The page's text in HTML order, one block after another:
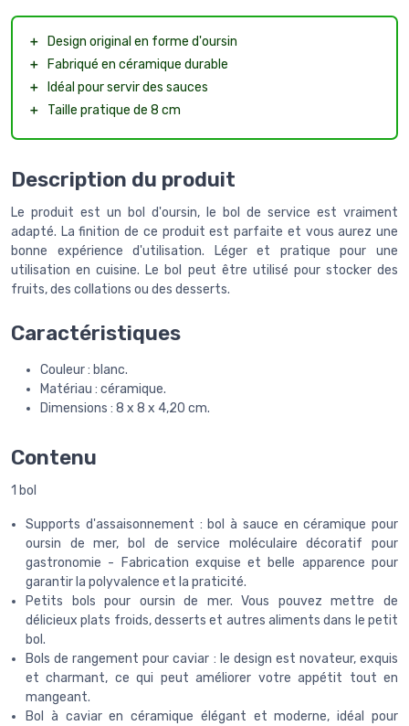
＋
Design original en forme d'oursin
＋
Fabriqué en céramique durable
＋
Idéal pour servir des sauces
＋
Taille pratique de 8 cm
Description du produit
Le produit est un bol d'oursin, le bol de service est vraiment
adapté. La finition de ce produit est parfaite et vous aurez une
bonne expérience d'utilisation. Léger et pratique pour une
utilisation en cuisine. Le bol peut être utilisé pour stocker des
fruits, des collations ou des desserts.
Caractéristiques
Couleur : blanc.
Matériau : céramique.
Dimensions : 8 x 8 x 4,20 cm.
Contenu
1 bol
Supports d'assaisonnement : bol à sauce en céramique pour
oursin de mer, bol de service moléculaire décoratif pour
gastronomie - Fabrication exquise et belle apparence pour
garantir la polyvalence et la praticité.
Petits bols pour oursin de mer. Vous pouvez mettre de
délicieux plats froids, desserts et autres aliments dans le petit
bol.
Bols de rangement pour caviar : le design est novateur, exquis
et charmant, ce qui peut améliorer votre appétit tout en
mangeant.
Bol à caviar en céramique élégant et moderne, idéal pour